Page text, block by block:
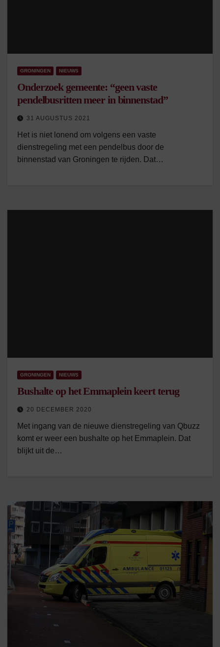
GRONINGEN NIEUWS
Onderzoek gemeente: “geen vaste
pendelbusritten meer in binnenstad”
31 AUGUSTUS 2021
Het is niet lonend om volgens een vaste
dienstregeling met een pendelbus door de
binnenstad van Groningen te rijden. Dat…
GRONINGEN NIEUWS
Bushalte op het Emmaplein keert terug
20 DECEMBER 2020
Met ingang van de nieuwe dienstregeling van Qbuzz
komt er weer een bushalte op het Emmaplein. Dat
blijkt uit de…